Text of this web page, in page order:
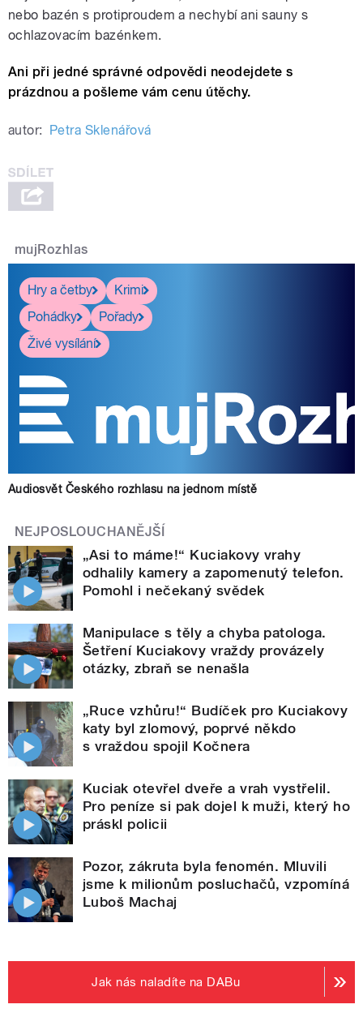
nebo bazén s protiproudem a nechybí ani sauny s
ochlazovacím bazénkem.
Ani při jedné správné odpovědi neodejdete s
prázdnou a pošleme vám cenu útěchy.
autor: Petra Sklenářová
mujRozhlas
Hry a četby
Krimi
Pohádky
Pořady
Živé vysílání
Audiosvět Českého rozhlasu na jednom místě
NEJPOSLOUCHANĚJŠÍ
„Asi to máme!“ Kuciakovy vrahy
odhalily kamery a zapomenutý telefon.
Pomohl i nečekaný svědek
Manipulace s těly a chyba patologa.
Šetření Kuciakovy vraždy provázely
otázky, zbraň se nenašla
„Ruce vzhůru!“ Budíček pro Kuciakovy
katy byl zlomový, poprvé někdo
s vraždou spojil Kočnera
Kuciak otevřel dveře a vrah vystřelil.
Pro peníze si pak dojel k muži, který ho
práskl policii
Pozor, zákruta byla fenomén. Mluvili
jsme k milionům posluchačů, vzpomíná
Luboš Machaj
Jak nás naladíte na DABu